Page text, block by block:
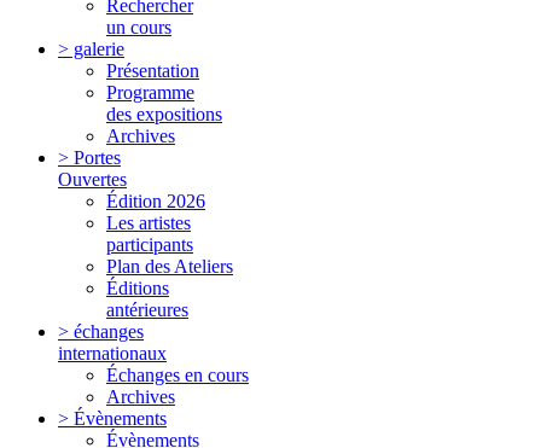
Rechercher
un cours
> galerie
Présentation
Programme
des expositions
Archives
> Portes
Ouvertes
Édition 2026
Les artistes
participants
Plan des Ateliers
Éditions
antérieures
> échanges
internationaux
Échanges en cours
Archives
> Évènements
Évènements